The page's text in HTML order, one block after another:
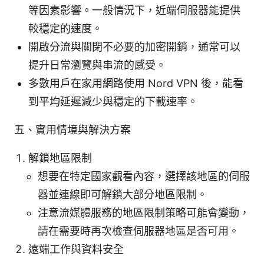
等因素影響。一般情況下，近端伺服器能提供
較穩定的速度。
開啟分流與關閉不必要的加密開銷，通常可以
提升日常瀏覽與串流的感受。
多數用戶在家用網路使用 Nord VPN 後，能看
到平均延遲減少與穩定的下載速率。
五、實用情境與解決方案
解鎖地區限制
想要在特定國家觀看內容，選擇該地區的伺服
器並連線即可解鎖大部分地區限制。
注意流媒體服務的地區限制策略可能會變動，
請在需要時再次檢查伺服器地區是否可用。
遠端工作與資料安全